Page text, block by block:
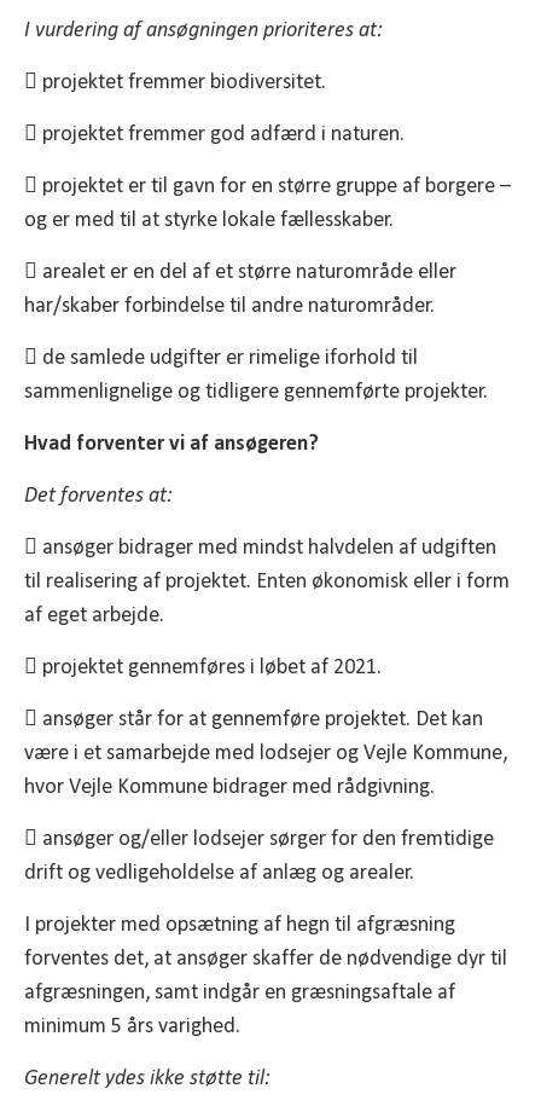
I vurdering af ansøgningen prioriteres at:
 projektet fremmer biodiversitet.
 projektet fremmer god adfærd i naturen.
 projektet er til gavn for en større gruppe af borgere –
og er med til at styrke lokale fællesskaber.
 arealet er en del af et større naturområde eller
har/skaber forbindelse til andre naturområder.
 de samlede udgifter er rimelige iforhold til
sammenlignelige og tidligere gennemførte projekter.
Hvad forventer vi af ansøgeren?
Det forventes at:
 ansøger bidrager med mindst halvdelen af udgiften
til realisering af projektet. Enten økonomisk eller i form
af eget arbejde.
 projektet gennemføres i løbet af 2021.
 ansøger står for at gennemføre projektet. Det kan
være i et samarbejde med lodsejer og Vejle Kommune,
hvor Vejle Kommune bidrager med rådgivning.
 ansøger og/eller lodsejer sørger for den fremtidige
drift og vedligeholdelse af anlæg og arealer.
I projekter med opsætning af hegn til afgræsning
forventes det, at ansøger skaffer de nødvendige dyr til
afgræsningen, samt indgår en græsningsaftale af
minimum 5 års varighed.
Generelt ydes ikke støtte til: